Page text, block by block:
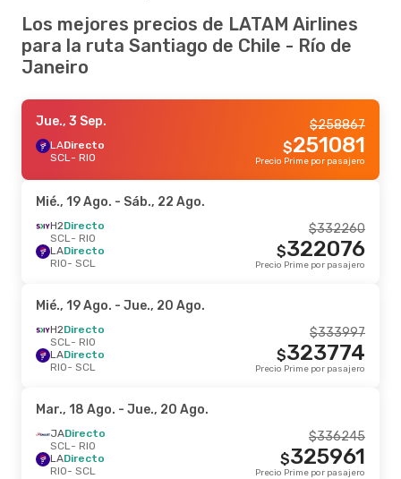
Los mejores precios de LATAM Airlines
para la ruta Santiago de Chile - Río de
Janeiro
Jue., 3 Sep.
LADirecto
SCL- RIO
258867
$
251081
$
Precio Prime por pasajero
Mié., 19 Ago. - Sáb., 22 Ago.
H2Directo
SCL- RIO
LADirecto
RIO- SCL
332260
$
322076
$
Precio Prime por pasajero
Mié., 19 Ago. - Jue., 20 Ago.
H2Directo
SCL- RIO
LADirecto
RIO- SCL
333997
$
323774
$
Precio Prime por pasajero
Mar., 18 Ago. - Jue., 20 Ago.
JADirecto
SCL- RIO
LADirecto
RIO- SCL
336245
$
325961
$
Precio Prime por pasajero